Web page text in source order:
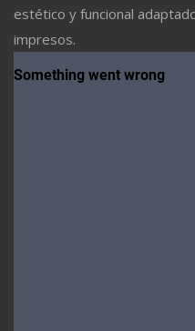
estético y funcional
impresos.